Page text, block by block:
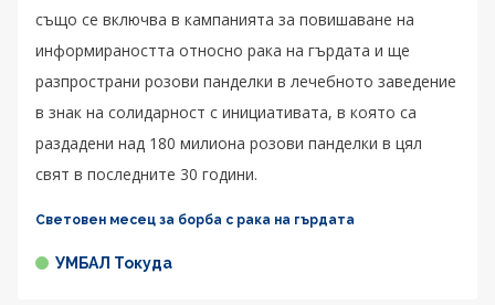
също се включва в кампанията за повишаване на
информираността относно рака на гърдата и ще
разпространи розови панделки в лечебното заведение
в знак на солидарност с инициативата, в която са
раздадени над 180 милиона розови панделки в цял
свят в последните 30 години.
Световен месец за борба с рака на гърдата
УМБАЛ Токуда